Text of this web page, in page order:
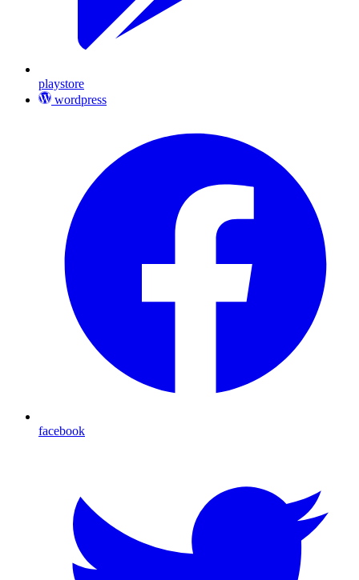
playstore
wordpress
facebook